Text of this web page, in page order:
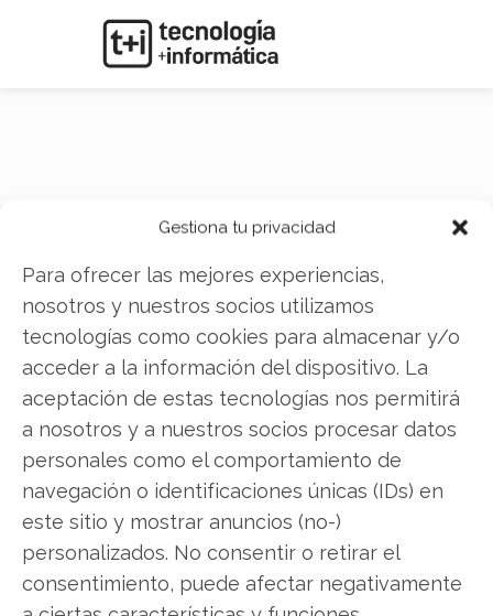
Gestiona tu privacidad
Para ofrecer las mejores experiencias,
nosotros y nuestros socios utilizamos
tecnologías como cookies para almacenar y/o
acceder a la información del dispositivo. La
aceptación de estas tecnologías nos permitirá
a nosotros y a nuestros socios procesar datos
personales como el comportamiento de
navegación o identificaciones únicas (IDs) en
este sitio y mostrar anuncios (no-)
personalizados. No consentir o retirar el
consentimiento, puede afectar negativamente
NASDAQ
Viernes 13 en los mercados: El
"AI Scare Trade" congela el